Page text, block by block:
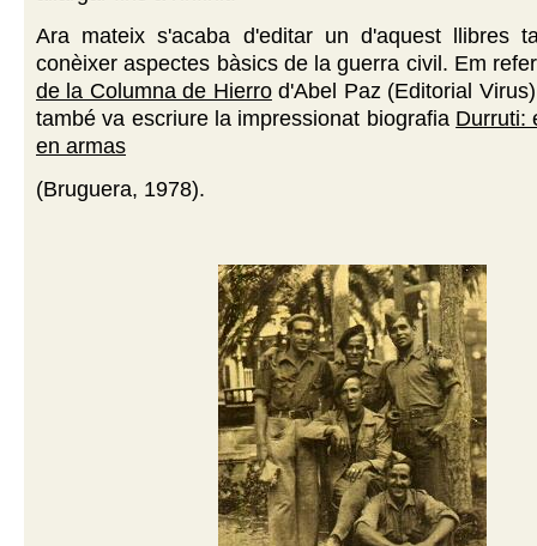
Ara mateix s'acaba d'editar un d'aquest llibres
conèixer aspectes bàsics de la guerra civil. Em
de la Columna de Hierrod'Abel Paz (Editorial
també va escriure la impressionat biografia Durruti:
en armas
(Bruguera, 1978).